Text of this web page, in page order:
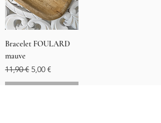
Bracelet FOULARD
mauve
Standardpreis
11,90 € Sale-Preis
5,00 €